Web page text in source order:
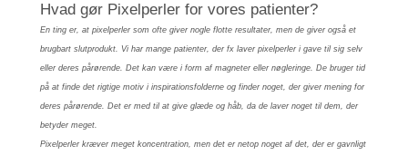
Hvad gør Pixelperler for vores patienter?
En ting er, at pixelperler som ofte giver nogle flotte resultater, men de giver også et
brugbart slutprodukt. Vi har mange patienter, der fx laver pixelperler i gave til sig selv
eller deres pårørende. Det kan være i form af magneter eller nøgleringe. De bruger tid
på at finde det rigtige motiv i inspirationsfolderne og finder noget, der giver mening for
deres pårørende. Det er med til at give glæde og håb, da de laver noget til dem, der
betyder meget.
Pixelperler kræver meget koncentration, men det er netop noget af det, der er gavnligt